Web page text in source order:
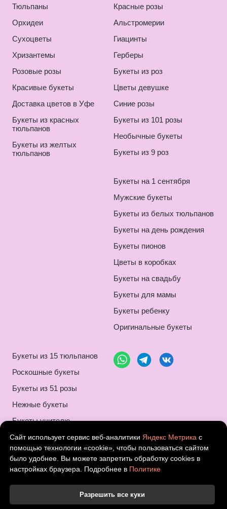
Тюльпаны
Орхидеи
Сухоцветы
Хризантемы
Розовые розы
Красивые букеты
Доставка цветов в Уфе
Букеты из красных
тюльпанов
Букеты из желтых
тюльпанов
Красные розы
Альстромерии
Гиацинты
Герберы
Букеты из роз
Цветы девушке
Синие розы
Букеты из 101 розы
Необычные букеты
Букеты из 9 роз
Букеты на 1 сентября
Мужские букеты
Букеты из белых тюльпанов
Букеты на день рождения
Букеты пионов
Цветы в коробках
Букеты на свадьбу
Букеты для мамы
Букеты ребенку
Оригинальные букеты
Букеты из 15 тюльпанов
Роскошные букеты
Букеты из 51 розы
Нежные букеты
Букеты учителю
Композиции букетов
Монобукеты
Шикарные букеты
Букеты на 8 марта
Сайт использует сервис веб-аналитики Яндекс Метрика с
помощью технологии «cookie», чтобы пользоваться сайтом
было удобнее. Вы можете запретить обработку cookies в
настройках браузера. Подробнее в Политике
Разрешить все куки